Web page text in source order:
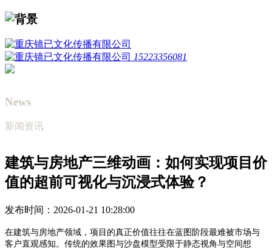
15223356081
News
新闻资讯
建筑与房地产三维动画：如何实现项目价
值的超前可视化与沉浸式体验？
发布时间：2026-01-21 10:28:00
在建筑与房地产领域，项目的真正价值往往在蓝图阶段最难被市场与
客户直观感知。传统的效果图与沙盘模型受限于静态视角与空间想